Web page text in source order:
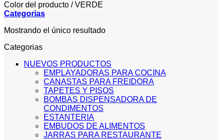
Color del producto /VERDE
Categorias
Mostrando el único resultado
Categorias
NUEVOS PRODUCTOS
EMPLAYADORAS PARA COCINA
CANASTAS PARA FREIDORA
TAPETES Y PISOS
BOMBAS DISPENSADORA DE
CONDIMENTOS
ESTANTERIA
EMBUDOS DE ALIMENTOS
JARRAS PARA RESTAURANTE